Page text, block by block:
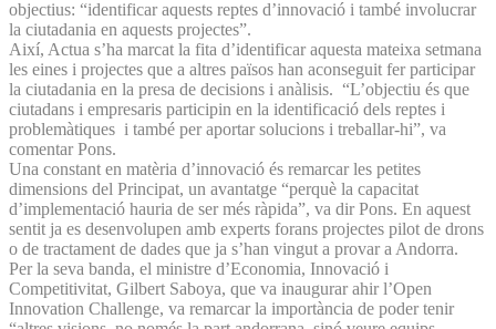
objectius: “identificar aquests reptes d’innovació i també involucrar
la ciutadania en aquests projectes”.
Així, Actua s’ha marcat la fita d’identificar aquesta mateixa setmana
les eines i projectes que a altres països han aconseguit fer participar
la ciutadania en la presa de decisions i anàlisis. “L’objectiu és que
ciutadans i empresaris participin en la identificació dels reptes i
problemàtiques i també per aportar solucions i treballar-hi”, va
comentar Pons.
Una constant en matèria d’innovació és remarcar les petites
dimensions del Principat, un avantatge “perquè la capacitat
d’implementació hauria de ser més ràpida”, va dir Pons. En aquest
sentit ja es desenvolupen amb experts forans projectes pilot de drons
o de tractament de dades que ja s’han vingut a provar a Andorra.
Per la seva banda, el ministre d’Economia, Innovació i
Competitivitat, Gilbert Saboya, que va inaugurar ahir l’Open
Innovation Challenge, va remarcar la importància de poder tenir